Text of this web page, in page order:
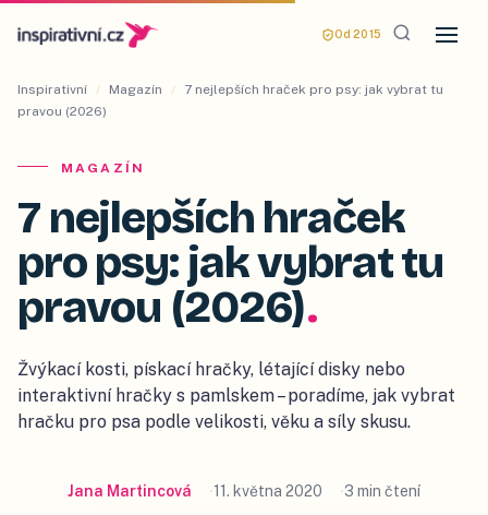
Od 2015
Inspirativní / Magazín /
7 nejlepších hraček pro psy: jak vybrat tu
pravou (2026)
MAGAZÍN
7 nejlepších hraček
pro psy: jak vybrat tu
pravou (2026).
Žvýkací kosti, pískací hračky, létající disky nebo
interaktivní hračky s pamlskem – poradíme, jak vybrat
hračku pro psa podle velikosti, věku a síly skusu.
Jana Martincová 11. května 2020 3 min čtení